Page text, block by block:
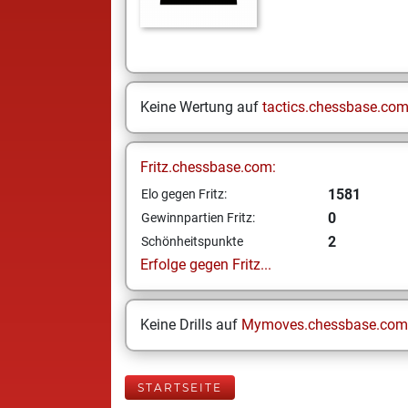
Keine Wertung auf tactics.chessbase.com
Fritz.chessbase.com:
Elo gegen Fritz: 1581
Gewinnpartien Fritz: 0
Schönheitspunkte
2
Erfolge gegen Fritz...
Keine Drills auf Mymoves.chessbase.com
STARTSEITE